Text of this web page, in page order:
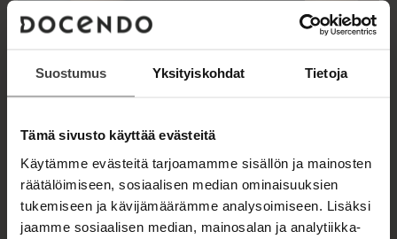
Suostumus Yksityiskohdat Tietoja
Tämä sivusto käyttää evästeitä
Käytämme evästeitä tarjoamamme sisällön ja mainosten
räätälöimiseen, sosiaalisen median ominaisuuksien
tukemiseen ja kävijämäärämme analysoimiseen. Lisäksi
jaamme sosiaalisen median, mainosalan ja analytiikka-
Kuva: Petri Mast